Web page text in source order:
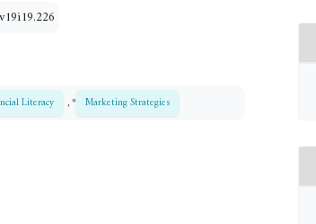
Literacy , * Marketing Strategies